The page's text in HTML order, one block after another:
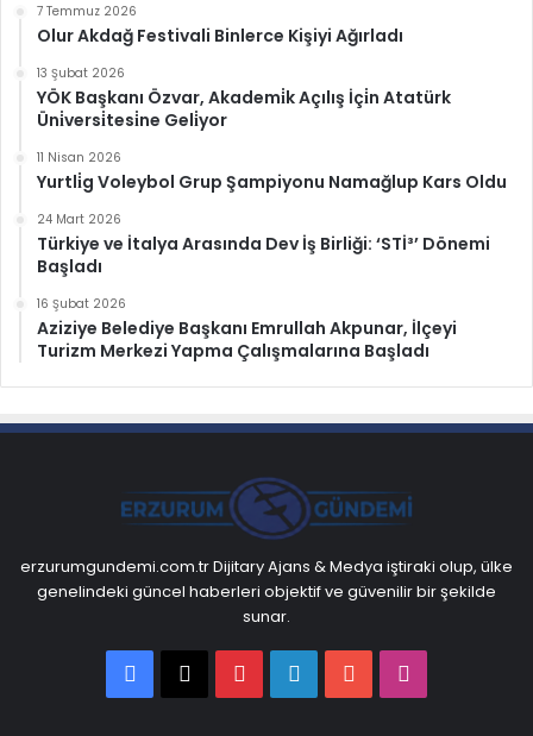
7 Temmuz 2026
Olur Akdağ Festivali Binlerce Kişiyi Ağırladı
13 Şubat 2026
YÖK Başkanı Özvar, Akademi̇k Açılış İçi̇n Atatürk
Üni̇versi̇tesi̇ne Geli̇yor
11 Nisan 2026
Yurtli̇g Voleybol Grup Şampiyonu Namağlup Kars Oldu
24 Mart 2026
Türkiye ve İtalya Arasında Dev İş Birliği: ‘STİ³’ Dönemi
Başladı
16 Şubat 2026
Aziziye Belediye Başkanı Emrullah Akpunar, İlçeyi
Turizm Merkezi Yapma Çalışmalarına Başladı
erzurumgundemi.com.tr Dijitary Ajans & Medya iştiraki olup, ülke
genelindeki güncel haberleri objektif ve güvenilir bir şekilde
sunar.
Facebook
X PinterestLinkedInYouTube